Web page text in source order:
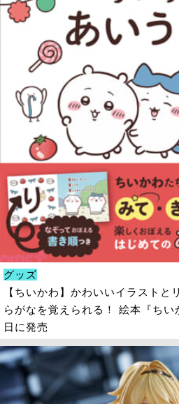
グッズ
【ちいかわ】かわいいイラストと
らがなを覚えられる！ 絵本『ち
日に発売